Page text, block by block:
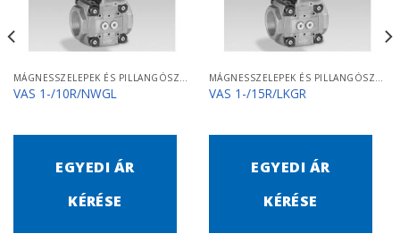
VAS 1-/10R/NWGL
EGYEDI ÁR
KÉRÉSE
VAS 1-/15R/LKGR
EGYEDI ÁR
KÉRÉSE